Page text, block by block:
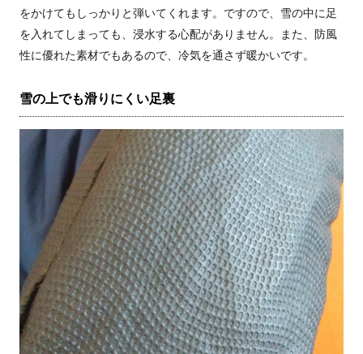
をかけてもしっかりと弾いてくれます。ですので、雪の中に足
を入れてしまっても、浸水する心配がありません。また、防風
性に優れた素材でもあるので、冷気を通さず暖かいです。
雪の上でも滑りにくい足裏